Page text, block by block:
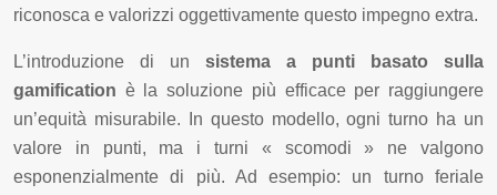
riconosca e valorizzi oggettivamente questo impegno extra.
L’introduzione di un sistema a punti basato sulla
gamification è la soluzione più efficace per raggiungere
un’equità misurabile. In questo modello, ogni turno ha un
valore in punti, ma i turni « scomodi » ne valgono
esponenzialmente di più. Ad esempio: un turno feriale